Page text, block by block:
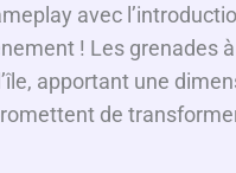
avec
! Les grenades
apportant une
de